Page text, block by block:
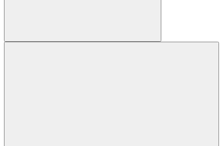
Suchen